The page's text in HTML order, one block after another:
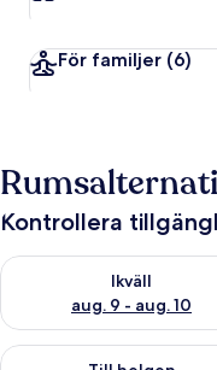
För familjer (6)
Kontrollera
Ikväll
aug. 9 - aug. 10
Kontrollera
Kontrollera